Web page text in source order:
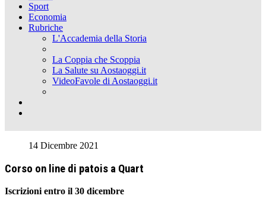
Sport
Economia
Rubriche
L'Accademia della Storia
La Coppia che Scoppia
La Salute su Aostaoggi.it
VideoFavole di Aostaoggi.it
14 Dicembre 2021
Corso on line di patois a Quart
Iscrizioni entro il 30 dicembre